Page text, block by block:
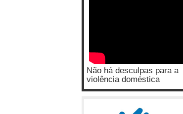
Não há desculpas para a
violência doméstica